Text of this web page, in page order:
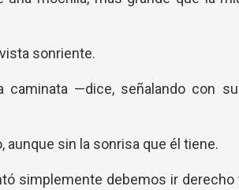
sonriente.
caminata —dice, señalando con
sin la sonrisa que él tiene.
simplemente debemos ir derecho